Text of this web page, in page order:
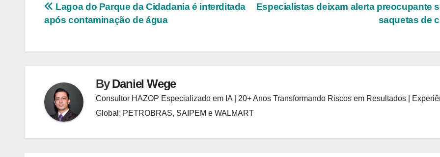
Navegação
de
Post
Especialistas deixam alerta preocupante
saquetas de
Lagoa do Parque da Cidadania é interditada
após contaminação de água
ByDaniel Wege
Consultor HAZOP Especializado em IA | 20+ Anos Transformando Riscos em Resultados |
Global: PETROBRAS, SAIPEM e WALMART